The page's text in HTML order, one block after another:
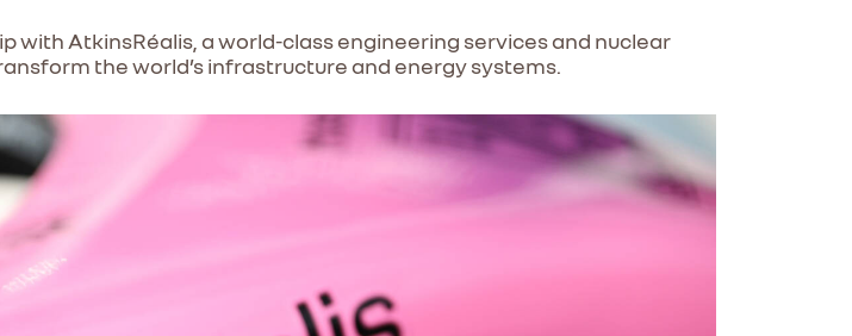
with AtkinsRéalis, a world-class engineering services and nuclear
the world’s infrastructure and energy systems.